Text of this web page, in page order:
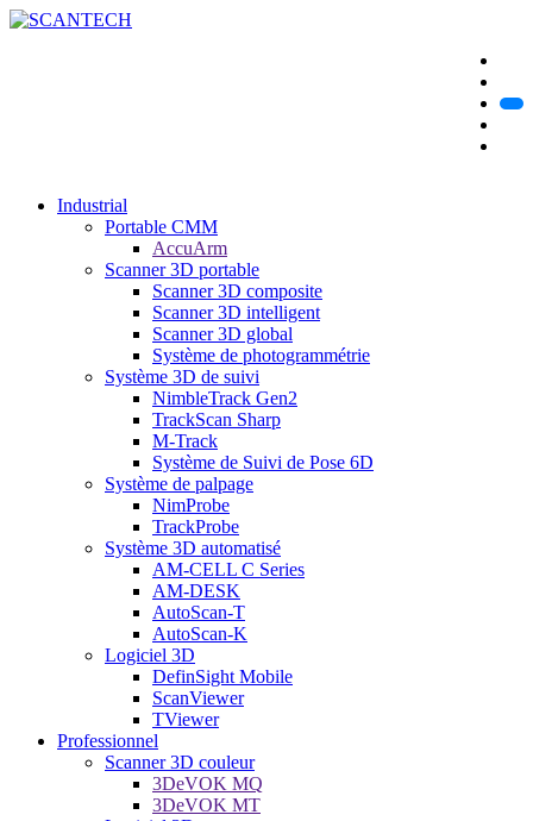
Industrial
Portable CMM
AccuArm
Scanner 3D portable
Scanner 3D composite
Scanner 3D intelligent
Scanner 3D global
Système de photogrammétrie
Système 3D de suivi
NimbleTrack Gen2
TrackScan Sharp
M-Track
Système de Suivi de Pose 6D
Système de palpage
NimProbe
TrackProbe
Système 3D automatisé
AM-CELL C Series
AM-DESK
AutoScan-T
AutoScan-K
Logiciel 3D
DefinSight Mobile
ScanViewer
TViewer
Professionnel
Scanner 3D couleur
3DeVOK MQ
3DeVOK MT